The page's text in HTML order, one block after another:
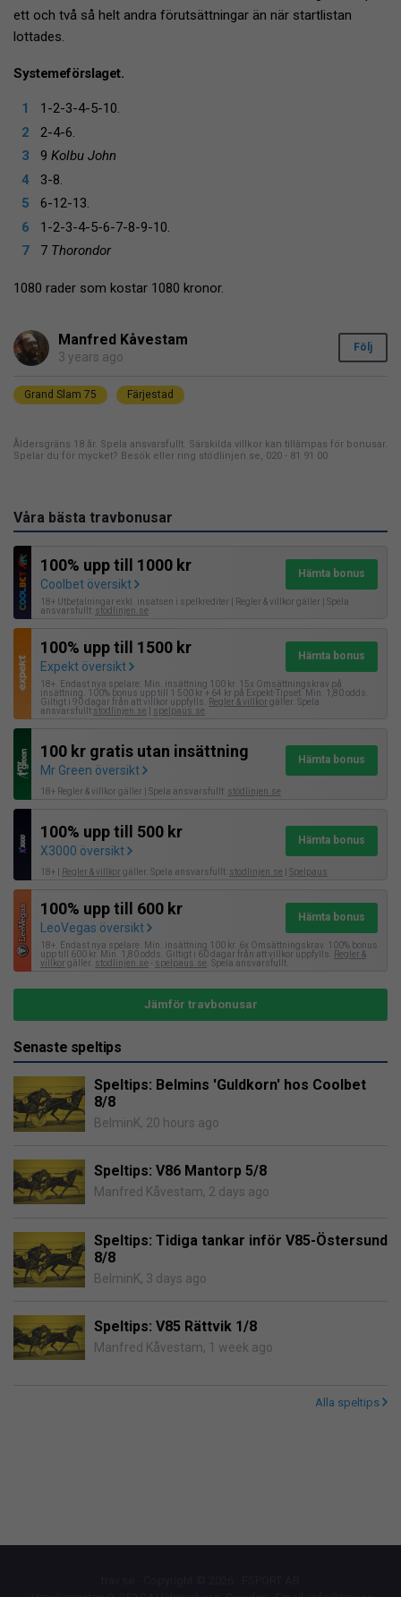
ett och två så helt andra förutsättningar än när startlistan
lottades.
Systemeförslaget.
1-2-3-4-5-10.
2-4-6.
9 Kolbu John
3-8.
6-12-13.
1-2-3-4-5-6-7-8-9-10.
7 Thorondor
1080 rader som kostar 1080 kronor.
Manfred Kåvestam
3 years ago
Följ
Grand Slam 75 Färjestad
Åldersgräns 18 år. Spela ansvarsfullt. Särskilda villkor kan tillämpas för bonusar.
Spelar du för mycket? Besök eller ring stödlinjen.se, 020 - 81 91 00
Våra bästa travbonusar
100% upp till 1000 kr
Coolbet översikt
Hämta bonus
18+ Utbetalningar exkl. insatsen i spelkrediter | Regler & villkor gäller | Spela
ansvarsfullt: stödlinjen.se
100% upp till 1500 kr
Expekt översikt
Hämta bonus
18+. Endast nya spelare. Min. insättning 100 kr. 15x Omsättningskrav på
insättning. 100% bonus upp till 1 500 kr + 64 kr på Expekt-Tipset. Min. 1,80 odds.
Giltigt i 90 dagar från att villkor uppfylls.
Regler & villkor gäller. Spela
ansvarsfullt: stodlinjen.se spelpaus.se
100 kr gratis utan insättning
Mr Green översikt
Hämta bonus
18+ Regler & villkor gäller | Spela ansvarsfullt: stödlinjen.se
100% upp till 500 kr
X3000 översikt
Hämta bonus
18+ | Regler & villkor gäller. Spela ansvarsfullt: stodlinjen.se Spelpaus
100% upp till 600 kr
LeoVegas översikt
Hämta bonus
18+. Endast nya spelare. Min. insättning 100 kr. 6x Omsättningskrav. 100% bonus
upp till 600 kr. Min. 1,80 odds. Giltigt i 60 dagar från att villkor uppfylls.
Regler &
villkor gäller. stodlinjen.se - spelpaus.se . Spela ansvarsfullt.
Jämför travbonusar
Senaste speltips
Speltips: Belmins 'Guldkorn' hos Coolbet
8/8
BelminK, 20 hours ago
Speltips: V86 Mantorp 5/8
Manfred Kåvestam, 2 days ago
Speltips: Tidiga tankar inför V85-Östersund
8/8
BelminK, 3 days ago
Speltips: V85 Rättvik 1/8
Manfred Kåvestam, 1 week ago
Alla speltips